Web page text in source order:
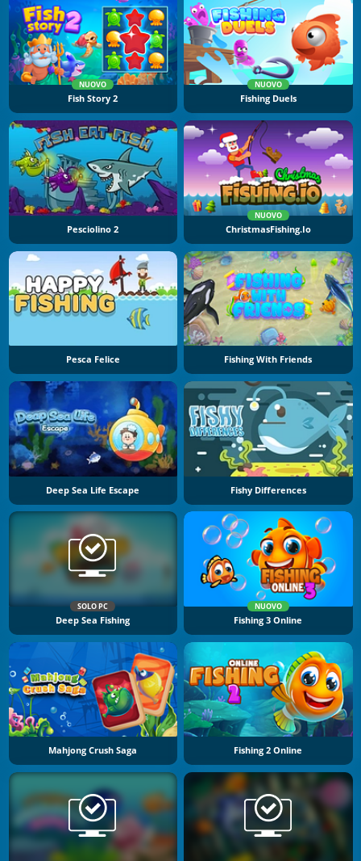
NUOVO
Fish Story 2
NUOVO
Fishing Duels
Pesciolino 2
NUOVO
ChristmasFishing.io
Pesca Felice Fishing With Friends
Deep Sea Life Escape Fishy Differences
SOLO PC
Deep Sea Fishing
NUOVO
Fishing 3 Online
Mahjong Crush Saga Fishing 2 Online